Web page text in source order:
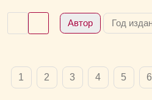
Автор Год
1 2 3 4 5 6